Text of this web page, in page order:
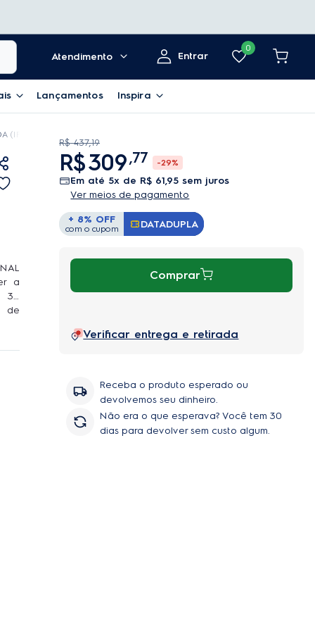
Atendimento Entrar
0
Lançamentos Inspira
(IF41B)
a
36
de
R$ 437,19
R$309,77 -29%
em até 5x de R$ 61,95 sem juros
Ver meios de pagamento
+ 8% OFF
com o cupom DATADUPLA
Copiar Cupom
Comprar
Verificar entrega e retirada
Receba o produto esperado ou
devolvemos seu dinheiro.
Não era o que esperava? Você tem 30
dias para devolver sem custo algum.